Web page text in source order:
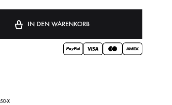
IN DEN WARENKORB
X